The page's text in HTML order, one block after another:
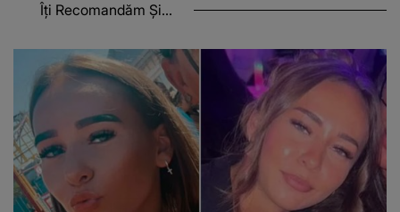
Îți Recomandăm Și...